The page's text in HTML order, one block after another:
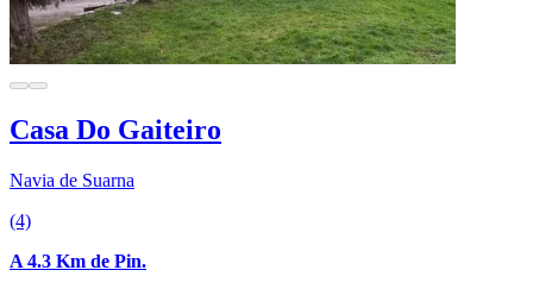
Casa Do Gaiteiro
Navia de Suarna
(4)
A 4.3 Km de Pin.